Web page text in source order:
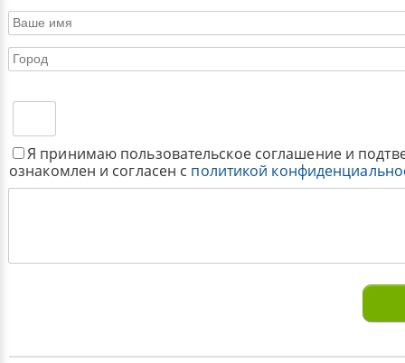
Я принимаю пользовательское соглашение и
ознакомлен и согласен с политикой